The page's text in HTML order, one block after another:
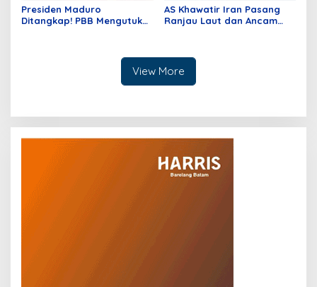
Presiden Maduro
Ditangkap! PBB Mengutuk
AS Khawatir Iran Pasang
Ranjau Laut dan Ancam
View More